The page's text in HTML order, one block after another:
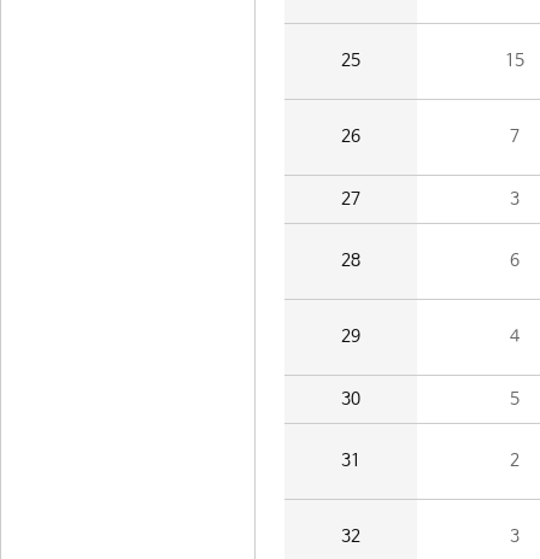
25 15
26 7
27 3
28 6
29 4
30 5
31 2
32 3